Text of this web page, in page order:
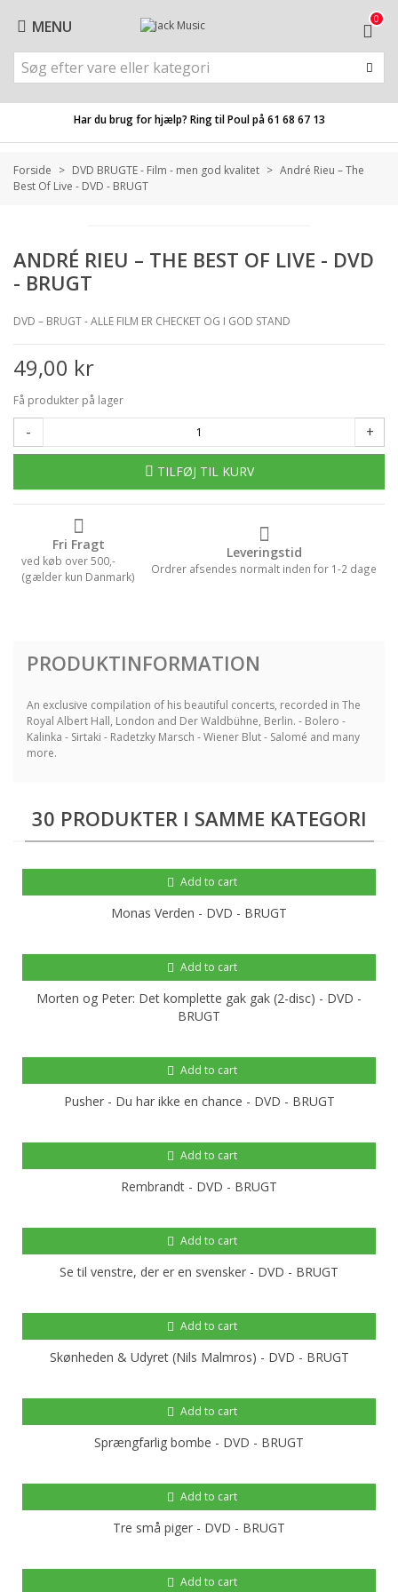
MENU 0
Har du brug for hjælp? Ring til Poul på61 68 67 13
Forside > DVD BRUGTE - Film - men god kvalitet > André Rieu – The
Best Of Live - DVD - BRUGT
ANDRÉ RIEU – THE BEST OF LIVE - DVD
- BRUGT
DVD – BRUGT - ALLE FILM ER CHECKET OG I GOD STAND
49,00 kr
Få produkter på lager
- +
TILFØJ TIL KURV
Fri Fragt
ved køb over 500,-
(gælder kun Danmark)
Leveringstid
Ordrer afsendes normalt inden for 1-2 dage
PRODUKTINFORMATION
An exclusive compilation of his beautiful concerts, recorded in The
Royal Albert Hall, London and Der Waldbühne, Berlin. - Bolero -
Kalinka - Sirtaki - Radetzky Marsch - Wiener Blut - Salomé and many
more.
30 PRODUKTER I SAMME KATEGORI
Add to cart
Monas Verden - DVD - BRUGT
Add to cart
Morten og Peter: Det komplette gak gak (2-disc) - DVD -
BRUGT
Add to cart
Pusher - Du har ikke en chance - DVD - BRUGT
Add to cart
Rembrandt - DVD - BRUGT
Add to cart
Se til venstre, der er en svensker - DVD - BRUGT
Add to cart
Skønheden & Udyret (Nils Malmros) - DVD - BRUGT
Add to cart
Sprængfarlig bombe - DVD - BRUGT
Add to cart
Tre små piger - DVD - BRUGT
Add to cart